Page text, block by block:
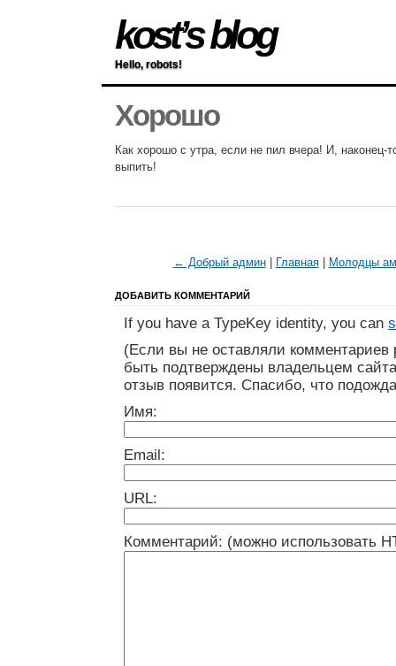
kost’s blog
Hello, robots!
Хорошо
Как хорошо с утра, если не пил вчера! И, наконец-
выпить!
← Добрый админ| Главная| Молодцы
ДОБАВИТЬ КОММЕНТАРИЙ
If you have a TypeKey identity, you can
(Если вы не оставляли
быть подтверждены владельцем
отзыв появится. Спасибо, что
Имя:
Email:
URL:
Комментарий: (можно использовать